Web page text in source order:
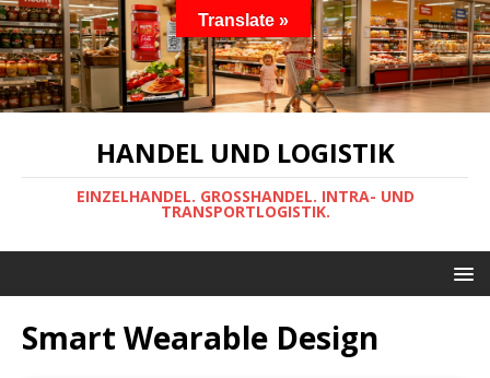
HANDEL UND LOGISTIK
EINZELHANDEL. GROSSHANDEL. INTRA- UND
TRANSPORTLOGISTIK.
Smart Wearable Design
Translate »